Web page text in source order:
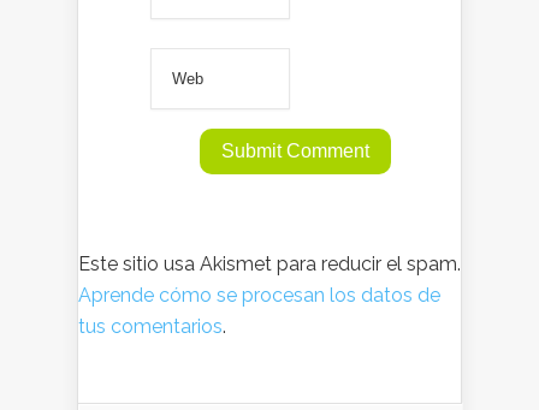
Este sitio usa Akismet para reducir el spam.
Aprende cómo se procesan los datos de
tus comentarios.